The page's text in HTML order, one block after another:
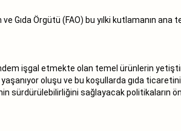
Gıda Örgütü (FAO) bu yılki kutlamanın
işgal etmekte olan temel ürünlerin
yaşanıyor oluşu ve bu koşullarda gıda
sürdürülebilirliğini sağlayacak politikaların